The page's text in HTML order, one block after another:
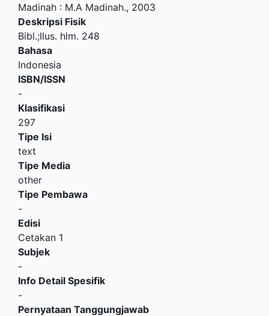
Madinah : M.A Madinah., 2003
Deskripsi Fisik
Bibl.;Ilus. hlm. 248
Bahasa
Indonesia
ISBN/ISSN
-
Klasifikasi
297
Tipe Isi
text
Tipe Media
other
Tipe Pembawa
-
Edisi
Cetakan 1
Subjek
-
Info Detail Spesifik
-
Pernyataan Tanggungjawab